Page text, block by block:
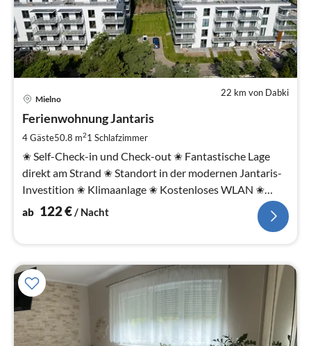
22 km von Dabki
Mielno
Ferienwohnung Jantaris
4 Gäste50.8 m21 Schlafzimmer
✬ Self-Check-in und Check-out ✬ Fantastische Lage
direkt am Strand ✬ Standort in der modernen Jantaris-
Investition ✬ Klimaanlage ✬ Kostenloses WLAN ✬
Geräumige Terrasse ✬ Kostenlos
ab 122€/ Nacht